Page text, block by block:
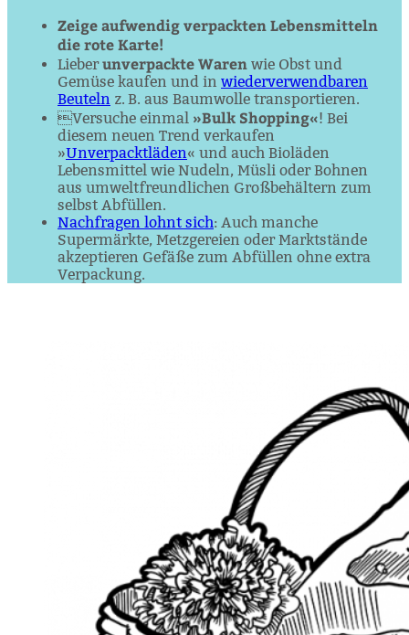
Zeige aufwendig verpackten Lebensmitteln
die rote Karte!
Lieberunverpackte Waren wie Obst und
Gemüse kaufen und in wiederverwendbaren
Beuteln z. B. aus Baumwolle transportieren.
Versuche einmal »Bulk Shopping«! Bei
diesem neuen Trend verkaufen
»Unverpacktläden« und auch Bio­läden
Lebensmittel wie Nudeln, Müsli oder Bohnen
aus umweltfreundlichen Großbehältern zum
selbst Abfüllen.
Nachfragen lohnt sich: Auch manche
Supermärkte, Metzgereien oder Marktstände
akzeptieren Gefäße zum Abfüllen ohne extra
Verpackung.